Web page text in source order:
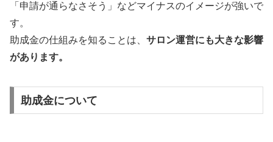
「申請が通らなさそう」などマイナスのイメージが強いで
す。
助成金の仕組みを知ることは、 サロン運営にも大きな影響
があります。
助成金について